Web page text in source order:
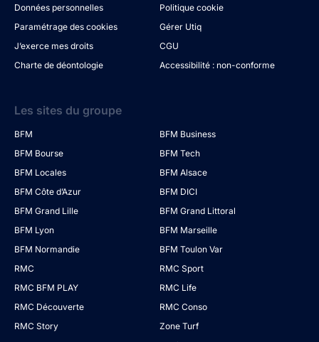
Données personnelles
Politique cookie
Paramétrage des cookies
Gérer Utiq
J’exerce mes droits
CGU
Charte de déontologie
Accessibilité : non-conforme
Les sites du groupe
BFM
BFM Business
BFM Bourse
BFM Tech
BFM Locales
BFM Alsace
BFM Côte d’Azur
BFM DICI
BFM Grand Lille
BFM Grand Littoral
BFM Lyon
BFM Marseille
BFM Normandie
BFM Toulon Var
RMC
RMC Sport
RMC BFM PLAY
RMC Life
RMC Découverte
RMC Conso
RMC Story
Zone Turf